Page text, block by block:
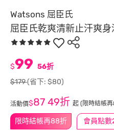
Watsons 屈臣氏
屈臣氏乾爽清新止汗爽
限時結帳再88折 會員點數
$99 56折
$179(省下: $80)
活動價$87 49折 起 (限時結帳